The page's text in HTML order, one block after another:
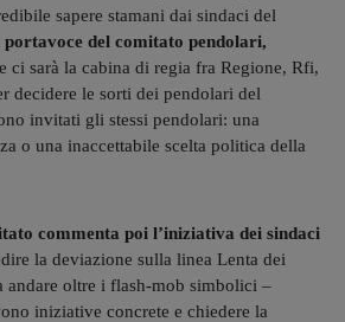
sapere stamani dai sindaci del
del comitato pendolari,
ci sarà la cabina di regia fra Regione, Rfi,
decidere le sorti dei pendolari del
invitati gli stessi pendolari: una
o una inaccettabile scelta politica della
commenta poi l’iniziativa dei sindaci
la deviazione sulla linea Lenta dei
andare oltre i flash-mob simbolici –
iniziative concrete e chiedere la